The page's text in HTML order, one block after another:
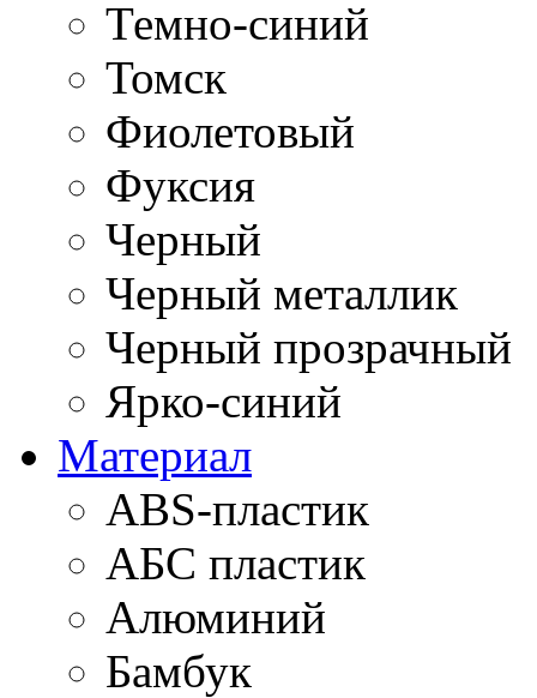
Темно-синий
Томск
Фиолетовый
Фуксия
Черный
Черный металлик
Черный прозрачный
Ярко-синий
Материал
ABS-пластик
АБС пластик
Алюминий
Бамбук